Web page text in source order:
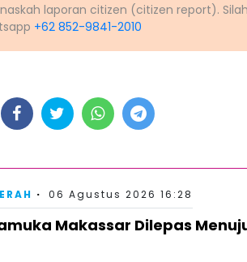
laporan citizen (citizen report).
+62 852-9841-2010
06 Agustus 2026 16:28
Makassar Dilepas